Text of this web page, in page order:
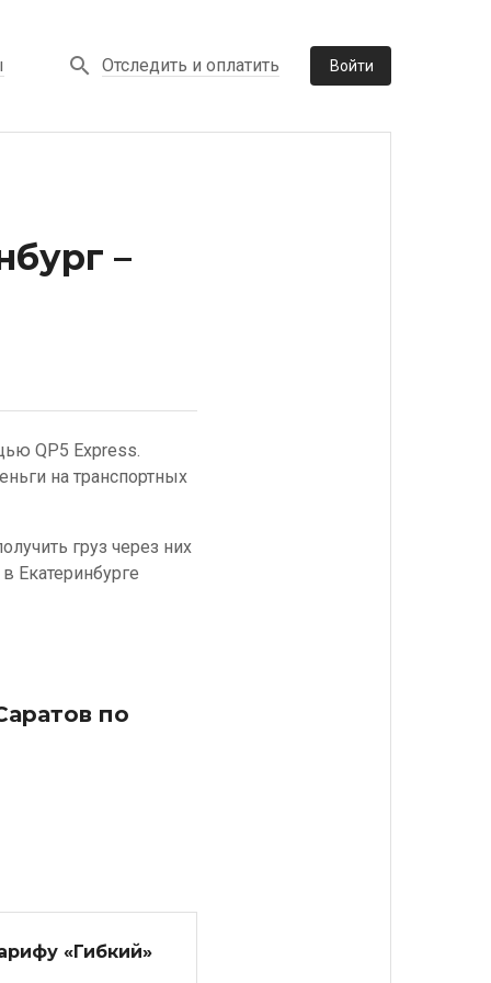
Отследить и оплатить Войти
–
QP5 Express.
на транспортных
груз через них
Екатеринбурге
по
«Гибкий»